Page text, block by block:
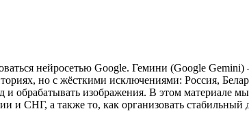
нейросетью Google. Гемини (Google
но с жёсткими исключениями: Россия,
обрабатывать изображения. В этом материале
и СНГ, а также то, как организовать стабильный